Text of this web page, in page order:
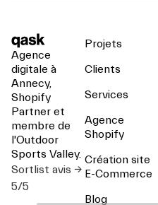
Agence
digitale à
Annecy,
Shopify
Partner et
membre de
l'Outdoor
Sports Valley.
Sortlist avis ->
5/5
Projets
Clients
Services
Agence
Shopify
Création site
E-Commerce
Blog